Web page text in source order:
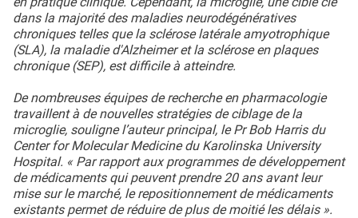
dans la majorité des maladies neurodégénératives
chroniques telles que la sclérose latérale amyotrophique
(SLA), la maladie d'Alzheimer et la sclérose en plaques
chronique (SEP), est difficile à atteindre.
De nombreuses équipes de recherche en pharmacologie
travaillent à de nouvelles stratégies de ciblage de la
microglie, souligne l’auteur principal, le Pr Bob Harris du
Center for Molecular Medicine du Karolinska University
Hospital. « Par rapport aux programmes de développement
de médicaments qui peuvent prendre 20 ans avant leur
mise sur le marché, le repositionnement de médicaments
existants permet de réduire de plus de moitié les délais ».